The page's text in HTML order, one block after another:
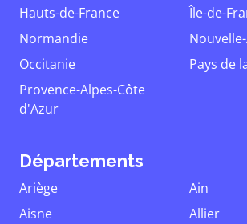
Hauts-de-France
Île-de-
Normandie
Occitanie
Pays de
Provence-Alpes-Côte
d'Azur
Départements
Ariège
Ain
Aisne
Allier